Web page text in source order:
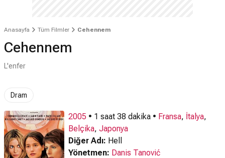
Anasayfa Tüm Filmler Cehennem
Cehennem
L'enfer
Dram
2005 • 1 saat 38 dakika • Fransa, İtalya,
Belçika, Japonya
Diğer Adı: Hell
Yönetmen: Danis Tanović